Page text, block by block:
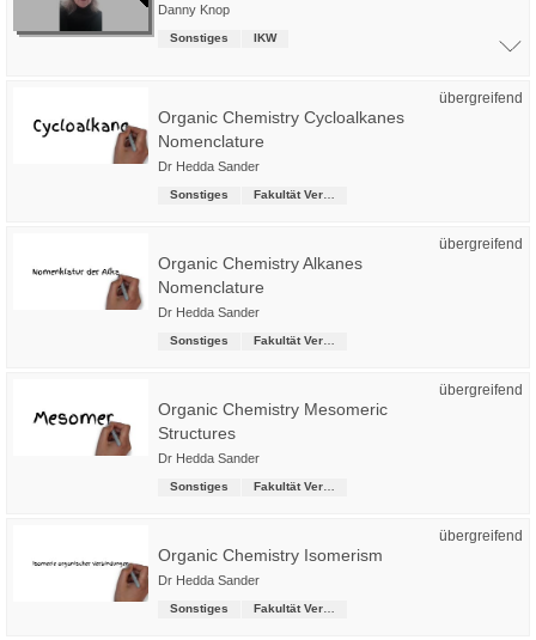
Danny Knop
Sonstiges IKW
übergreifend
Organic Chemistry Cycloalkanes
Nomenclature
Dr Hedda Sander
Sonstiges
übergreifend
Organic Chemistry Alkanes
Nomenclature
Dr Hedda Sander
Sonstiges
übergreifend
Organic Chemistry Mesomeric
Structures
Dr Hedda Sander
Sonstiges
übergreifend
Organic Chemistry Isomerism
Dr Hedda Sander
Sonstiges